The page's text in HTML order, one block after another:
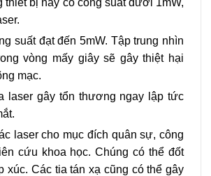
bị này có công suất dưới 1mW,
suất đạt đến 5mW. Tập trung nhìn
vòng mấy giây sẽ gây thiệt hại
mạc.
laser gây tổn thương ngay lập tức
laser cho mục đích quân sự, công
cứu khoa học. Chúng có thể đốt
xúc. Các tia tán xạ cũng có thể gây